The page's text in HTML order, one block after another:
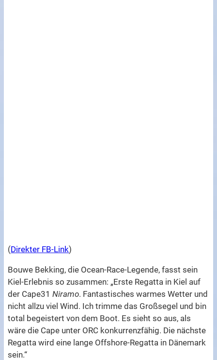
(Direkter FB-Link)
Bouwe Bekking, die Ocean-Race-Legende, fasst sein
Kiel-Erlebnis so zusammen: „Erste Regatta in Kiel auf
der Cape31Niramo. Fantastisches warmes Wetter und
nicht allzu viel Wind. Ich trimme das Großsegel und bin
total begeistert von dem Boot. Es sieht so aus, als
wäre die Cape unter ORC konkurrenzfähig. Die nächste
Regatta wird eine lange Offshore-Regatta in Dänemark
sein.“